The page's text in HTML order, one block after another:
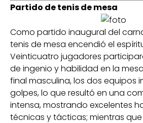
Partido de tenis de mesa
Como partido inaugural del
tenis de mesa encendió el
Veinticuatro jugadores
de ingenio y habilidad en la
final masculina, los dos equipos
golpes, lo que resultó en una
intensa, mostrando excelentes
técnicas y tácticas; mientras